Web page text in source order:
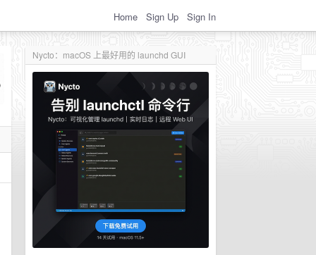
Home Sign Up Sign In
Nycto：macOS 上最好用的 launchd GUI